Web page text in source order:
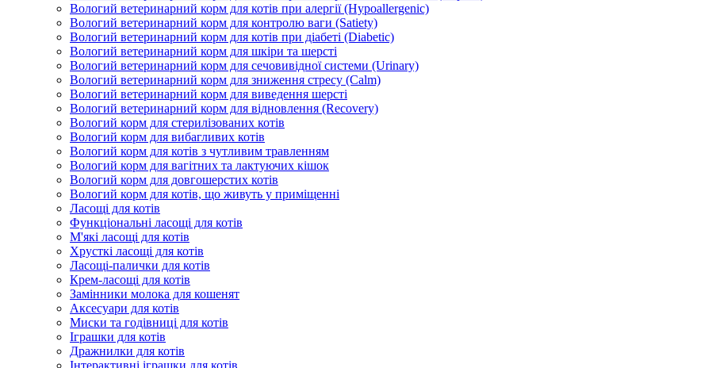
Вологий ветеринарний корм для котів при алергії (Hypoallergenic)
Вологий ветеринарний корм для контролю ваги (Satiety)
Вологий ветеринарний корм для котів при діабеті (Diabetic)
Вологий ветеринарний корм для шкіри та шерсті
Вологий ветеринарний корм для сечовивідної системи (Urinary)
Вологий ветеринарний корм для зниження стресу (Calm)
Вологий ветеринарний корм для виведення шерсті
Вологий ветеринарний корм для відновлення (Recovery)
Вологий корм для стерилізованих котів
Вологий корм для вибагливих котів
Вологий корм для котів з чутливим травленням
Вологий корм для вагітних та лактуючих кішок
Вологий корм для довгошерстих котів
Вологий корм для котів, що живуть у приміщенні
Ласощі для котів
Функціональні ласощі для котів
М'які ласощі для котів
Хрусткі ласощі для котів
Ласощі-палички для котів
Крем-ласощі для котів
Замінники молока для кошенят
Аксесуари для котів
Миски та годівниці для котів
Іграшки для котів
Дражнилки для котів
Інтерактивні іграшки для котів